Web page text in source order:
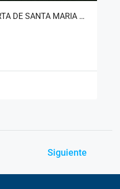
CAMBRILS- URB.HORTA DE SANTA MARIA – PISO – LS – 040725
Siguiente